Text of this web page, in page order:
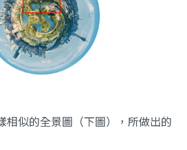
相似的全景圖（下圖），所做出的